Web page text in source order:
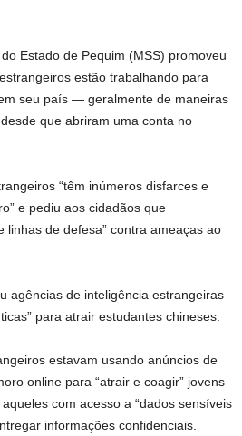
Estado de Pequim (MSS) promoveu
estão trabalhando para
seu país — geralmente de maneiras
que abriram uma conta no
“têm inúmeros disfarces e
e pediu aos cidadãos que
linhas de defesa” contra ameaças ao
agências de inteligência estrangeiras
para atrair estudantes chineses.
estavam usando anúncios de
online para “atrair e coagir” jovens
com acesso a “dados sensíveis
informações confidenciais.